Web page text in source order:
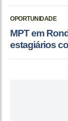
OPORTUNIDADE
MPT em
estagiários